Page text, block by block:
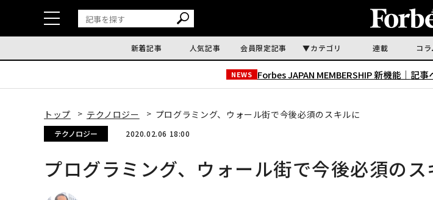
新着記事 人気記事 会員限定記事 カテゴリ 連載 コ
NEWS Forbes JAPAN MEMBERSHIP 新機能｜ 記事
トップ テクノロジー プログラミング、ウォール街で今後必須のスキルに
テクノロジー 2020.02.06 18:00
プログラミング、ウォール街で今後必須のス